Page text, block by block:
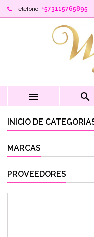
Teléfono: +573115765895
 
INICIO DE
MARCAS
PROVEEDORES